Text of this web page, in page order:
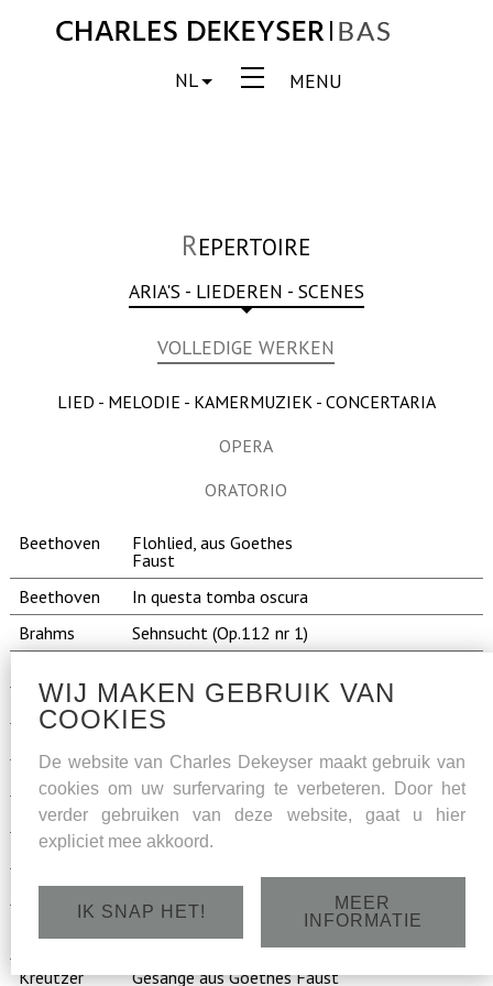
MENU
NL
REPERTOIRE
ARIA'S - LIEDEREN - SCENES
VOLLEDIGE WERKEN
LIED - MELODIE - KAMERMUZIEK - CONCERTARIA
OPERA
ORATORIO
Beethoven
Flohlied, aus Goethes
Faust
Beethoven
In questa tomba oscura
Brahms
Sehnsucht (Op.112 nr 1)
Brahms
Spatherbst (Op.92 nr 2)
Brahms
Liebeslieder-Walzer - op.52
Dargomisjki
Gladja na luch
Dargomisjki
Mnie grustna
Faure
Madrigal op.35
Chanson de Don Quichotte
- Chanson de la Mort
Don Quichotte
Kreutzer Gesänge aus Goethes Faust
WIJ MAKEN GEBRUIK VAN
COOKIES
De website van Charles Dekeyser maakt gebruik van
cookies om uw surfervaring te verbeteren. Door het
verder gebruiken van deze website, gaat u hier
expliciet mee akkoord.
IK SNAP HET!
MEER
INFORMATIE